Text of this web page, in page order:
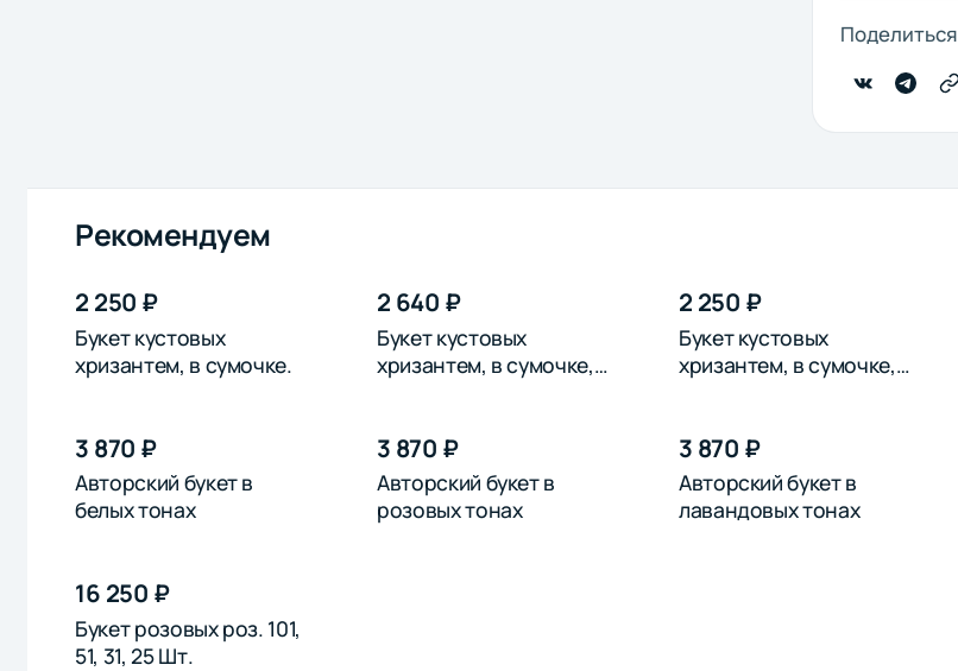
Поделиться
Рекомендуем
2 250 ₽
Букет кустовых
хризантем, в сумочке.
2 640 ₽
Букет кустовых
хризантем, в сумочке,
2 250 ₽
Букет кустовых
хризантем, в сумочке,
3 870 ₽
Авторский букет в
белых тонах
3 870 ₽
Авторский букет в
розовых тонах
3 870 ₽
Авторский букет в
лавандовых тонах
16 250 ₽
Букет розовых роз. 101,
51, 31, 25 Шт.